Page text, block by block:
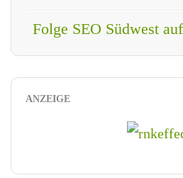
Folge SEO Südwest
ANZEIGE